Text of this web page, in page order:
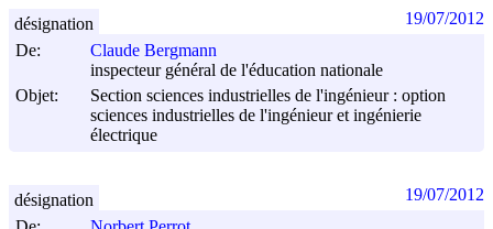
De:
Claude Bergmann
inspecteur général de l'éducation nationale
Objet:
Section sciences industrielles de l'ingénieur : option
sciences industrielles de l'ingénieur et ingénierie
électrique
désignation 19/07/2012
désignation 19/07/2012